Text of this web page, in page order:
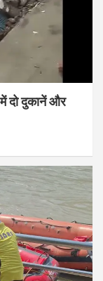
में दो दुकानें और